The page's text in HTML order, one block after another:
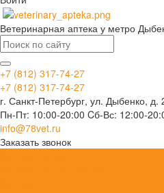
Ветеринарная аптека у метро
+7 (812) 317-74-27
+7 (812) 317-74-27
г. Санкт-Петербург, ул. Дыбенко, д.
Пн-Пт: 10:00-20:00 Cб-Вс: 12:00-
info@78vet.ru
Заказать звонок